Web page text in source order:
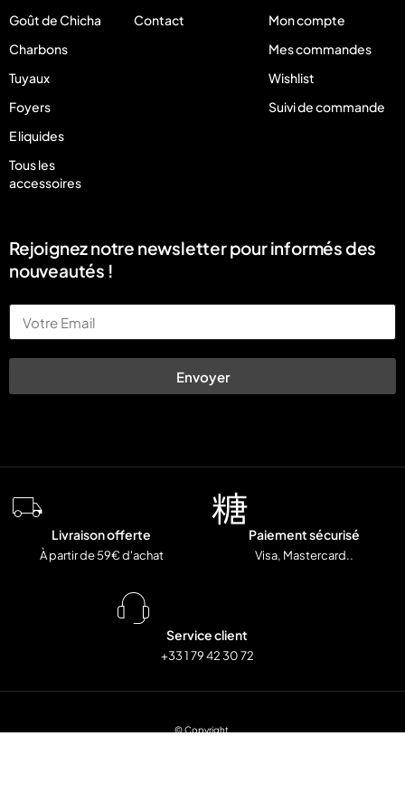
Goût de Chicha
Charbons
Tuyaux
Foyers
E liquides
Tous les
accessoires
Contact
Mon compte
Mes commandes
Wishlist
Suivi de commande
Rejoignez notre newsletter pour informés des
nouveautés !
Envoyer
Livraison offerte
À partir de 59€ d'achat
Paiement sécurisé
Visa, Mastercard..
Service client
+33 1 79 42 30 72
© Copyright